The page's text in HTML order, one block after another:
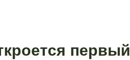
первый